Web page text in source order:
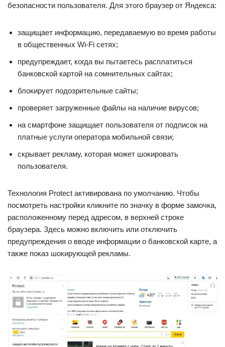
безопасности пользователя. Для этого браузер от Яндекса:
защищает информацию, передаваемую во время работы
в общественных Wi-Fi сетях;
предупреждает, когда вы пытаетесь расплатиться
банковской картой на сомнительных сайтах;
блокирует подозрительные сайты;
проверяет загруженные файлы на наличие вирусов;
на смартфоне защищает пользователя от подписок на
платные услуги оператора мобильной связи;
скрывает рекламу, которая может шокировать
пользователя.
Технология Protect активирована по умолчанию. Чтобы
посмотреть настройки кликните по значку в форме замочка,
расположенному перед адресом, в верхней строке
браузера. Здесь можно включить или отключить
предупреждения о вводе информации о банковской карте, а
также показ шокирующей рекламы.